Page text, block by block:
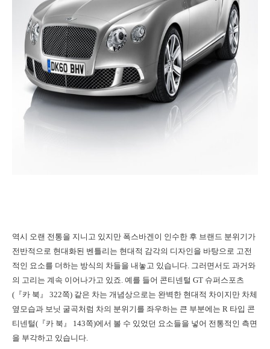
역시 오랜 전통을 지니고 있지만 폭스바겐이 인수한 후 브랜드 분위기가
전반적으로 현대화된 벤틀리는 현대적 감각의 디자인을 바탕으로 고전
적인 요소를 더하는 방식의 차들을 내놓고 있습니다. 그러면서도 과거와
의 고리는 계속 이어나가고 있죠. 예를 들어 콘티넨털 GT 슈퍼스포츠
(『카 북』 322쪽) 같은 차는 개념상으로는 완벽한 현대적 차이지만 차체
옆모습과 보닛 굴곡처럼 차의 분위기를 좌우하는 큰 부분에는 R 타입 콘
티넨털(『카 북』 143쪽)에서 볼 수 있었던 요소들을 넣어 전통적인 측면
을 부각하고 있습니다.